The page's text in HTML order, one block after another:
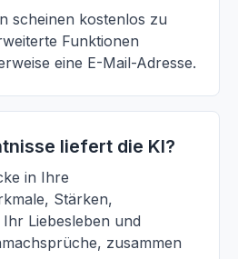
scheinen kostenlos zu
Funktionen
eine E-Mail-Adresse.
liefert die KI?
in Ihre
Stärken,
Liebesleben und
zusammen